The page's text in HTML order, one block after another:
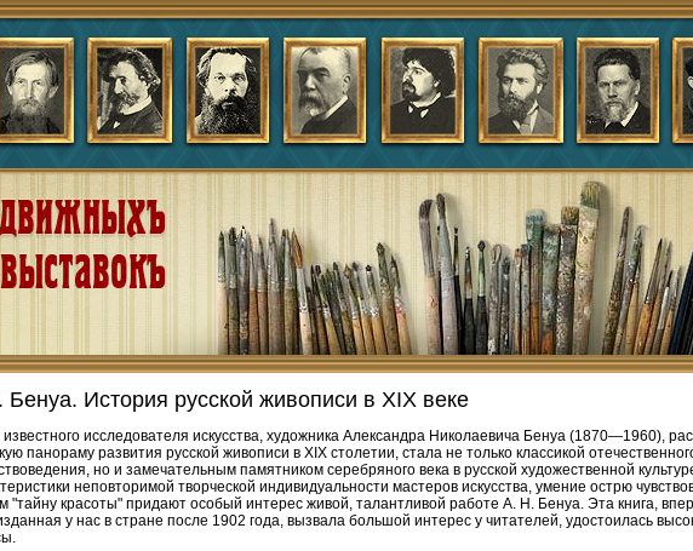
История русской живописи в XIX веке
известного исследователя искусства, художника Александра Николаевича Бенуа (1870—1960),
панораму развития русской живописи в XIX столетии, стала не только классикой
но и замечательным памятником серебряного века в русской художественной
неповторимой творческой индивидуальности мастеров искусства, умение острю
"тайну красоты" придают особый интерес живой, талантливой работе А. Н. Бенуа. Эта книга,
у нас в стране после 1902 года, вызвала большой интерес у читателей, удостоилась